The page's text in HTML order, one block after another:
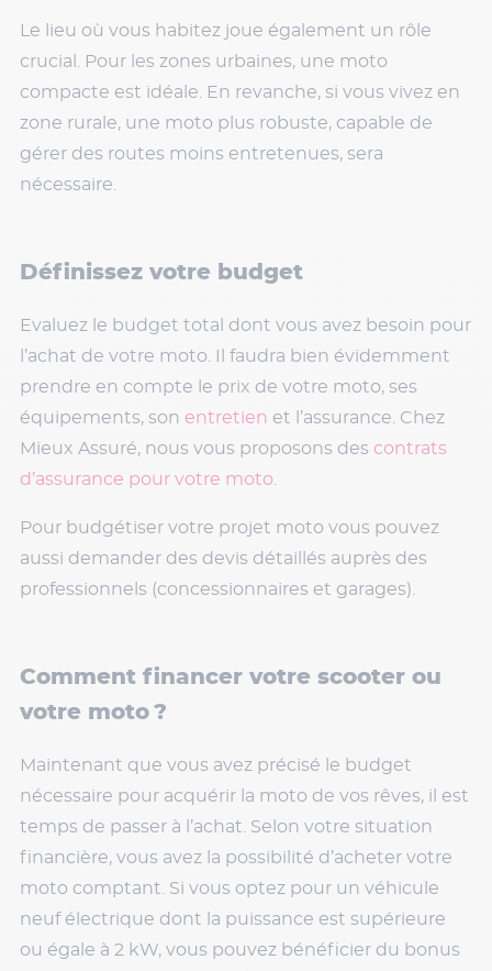
Le lieu où vous habitez joue également un rôle
crucial. Pour les zones urbaines, une moto
compacte est idéale. En revanche, si vous vivez en
zone rurale, une moto plus robuste, capable de
gérer des routes moins entretenues, sera
nécessaire.
Définissez votre budget
Evaluez le budget total dont vous avez besoin pour
l’achat de votre moto. Il faudra bien évidemment
prendre en compte le prix de votre moto, ses
équipements, son entretien et l’assurance. Chez
Mieux Assuré, nous vous proposons des contrats
d’assurance pour votre moto
Pour budgétiser votre projet moto vous pouvez
aussi demander des devis détaillés auprès des
professionnels (concessionnaires et garages).
Comment financer votre scooter ou
votre moto ?
Maintenant que vous avez précisé le budget
nécessaire pour acquérir la moto de vos rêves, il est
temps de passer à l’achat. Selon votre situation
financière, vous avez la possibilité d’acheter votre
moto comptant. Si vous optez pour un véhicule
neuf électrique dont la puissance est supérieure
ou égale à 2 kW, vous pouvez bénéficier du bonus